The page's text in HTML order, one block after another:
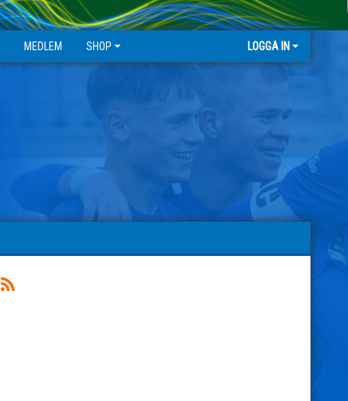
MEDLEM SHOP LOGGA IN